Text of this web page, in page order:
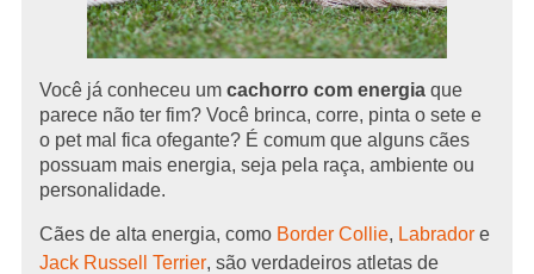
Você já conheceu um cachorro com energiaque
parece não ter fim? Você brinca, corre, pinta o sete e
o pet mal fica ofegante? É comum que alguns cães
possuam mais energia, seja pela raça, ambiente ou
personalidade.
Cães de alta energia, como Border Collie, Labradore
Jack Russell Terrier, são verdadeiros atletas de